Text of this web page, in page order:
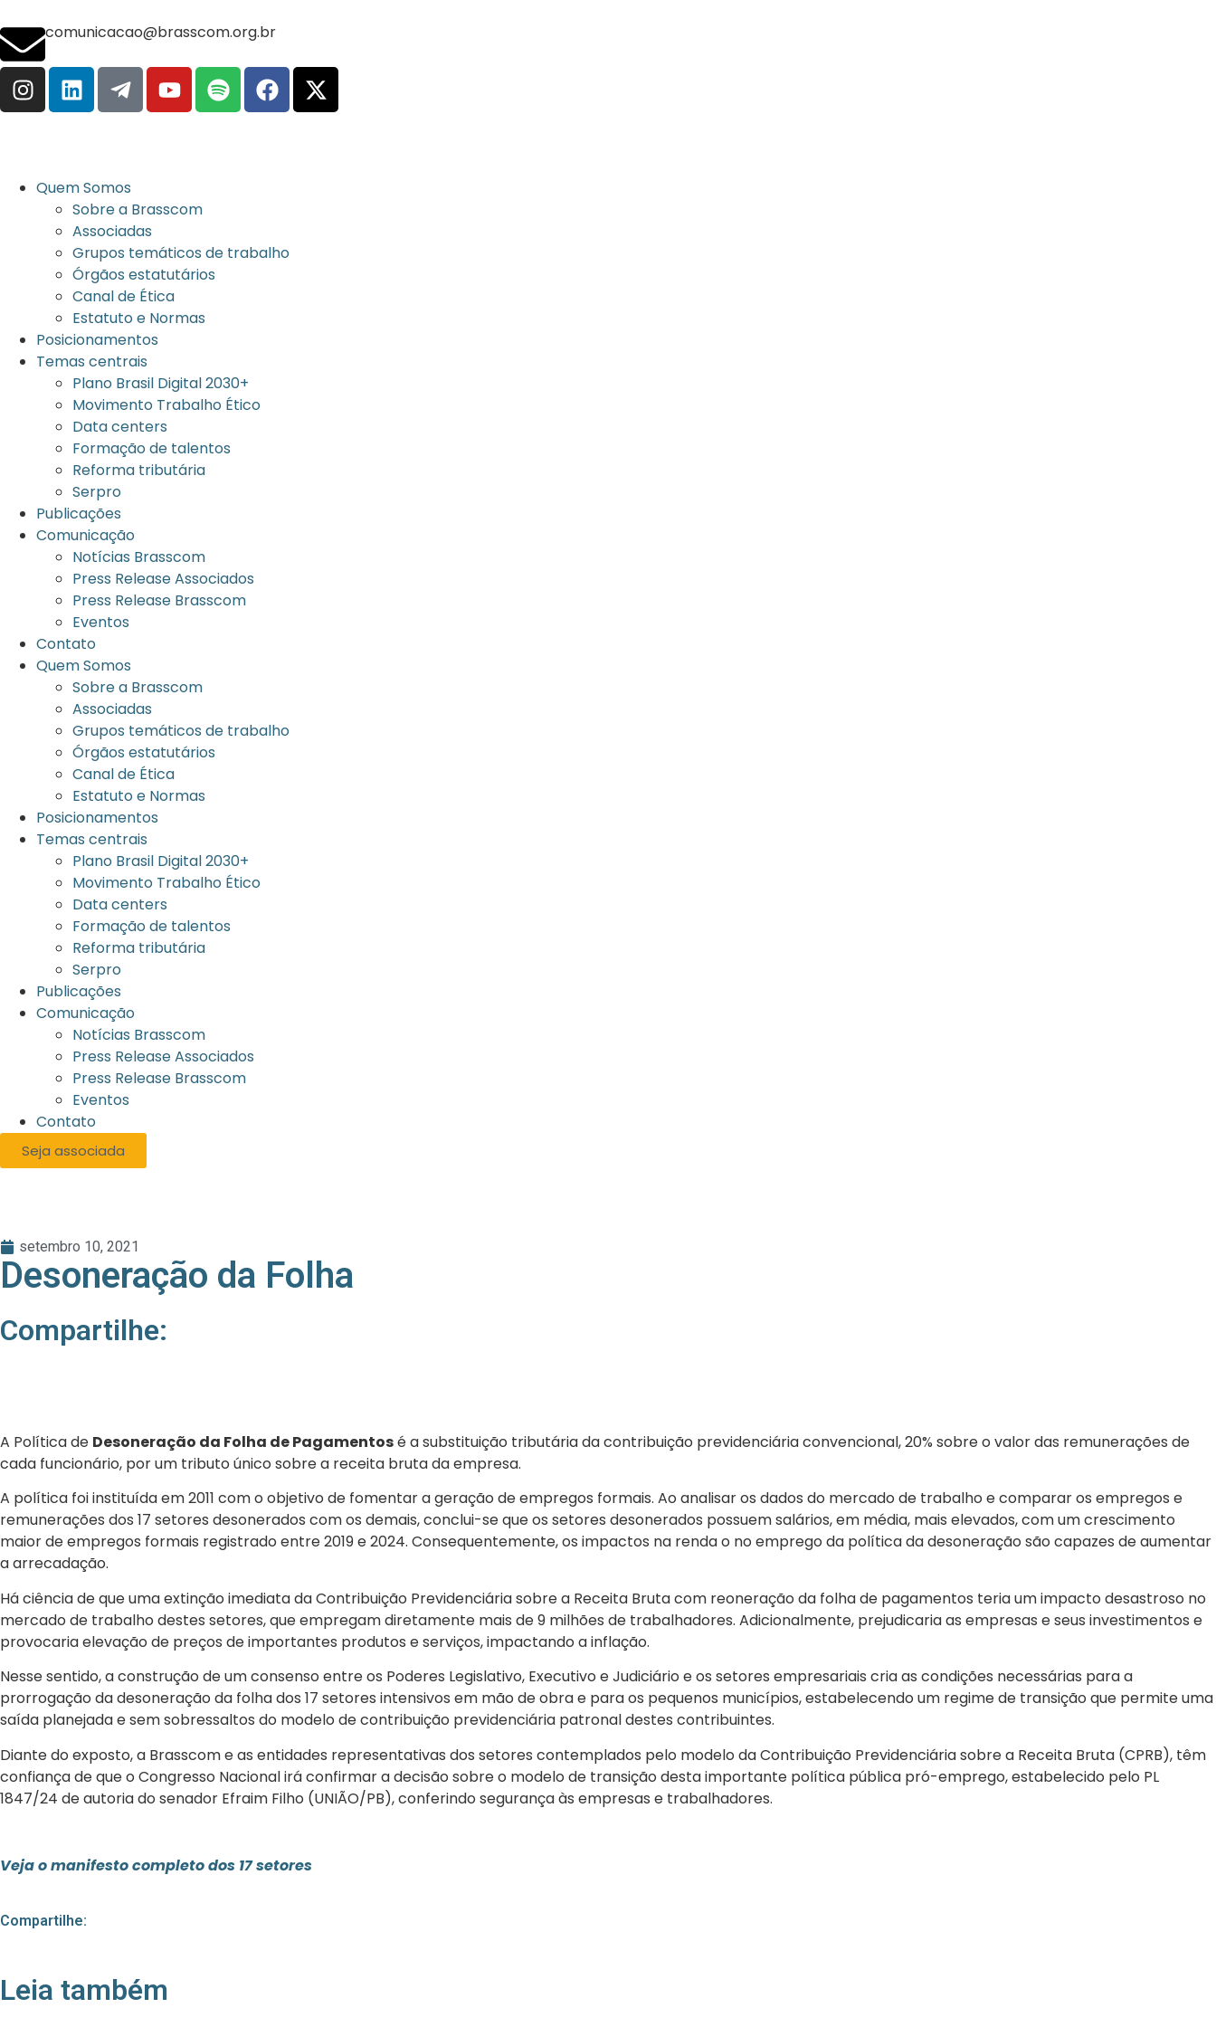
comunicacao@brasscom.org.br
Quem Somos
Sobre a Brasscom
Associadas
Grupos temáticos de trabalho
Órgãos estatutários
Canal de Ética
Estatuto e Normas
Posicionamentos
Temas centrais
Plano Brasil Digital 2030+
Movimento Trabalho Ético
Data centers
Formação de talentos
Reforma tributária
Serpro
Publicações
Comunicação
Notícias Brasscom
Press Release Associados
Press Release Brasscom
Eventos
Contato
Quem Somos
Sobre a Brasscom
Associadas
Grupos temáticos de trabalho
Órgãos estatutários
Canal de Ética
Estatuto e Normas
Posicionamentos
Temas centrais
Plano Brasil Digital 2030+
Movimento Trabalho Ético
Data centers
Formação de talentos
Reforma tributária
Serpro
Publicações
Comunicação
Notícias Brasscom
Press Release Associados
Press Release Brasscom
Eventos
Contato
Seja associada
setembro 10, 2021
Desoneração da Folha
Compartilhe:
A Política de Desoneração da Folha de Pagamentosé a substituição tributária da contribuição previdenciária convencional, 20% sobre o valor das remunerações de
cada funcionário, por um tributo único sobre a receita bruta da empresa.
A política foi instituída em 2011 com o objetivo de fomentar a geração de empregos formais. Ao analisar os dados do mercado de trabalho e comparar os empregos e
remunerações dos 17 setores desonerados com os demais, conclui-se que os setores desonerados possuem salários, em média, mais elevados, com um crescimento
maior de empregos formais registrado entre 2019 e 2024. Consequentemente, os impactos na renda o no emprego da política da desoneração são capazes de aumentar
a arrecadação.
Há ciência de que uma extinção imediata da Contribuição Previdenciária sobre a Receita Bruta com reoneração da folha de pagamentos teria um impacto desastroso no
mercado de trabalho destes setores, que empregam diretamente mais de 9 milhões de trabalhadores. Adicionalmente, prejudicaria as empresas e seus investimentos e
provocaria elevação de preços de importantes produtos e serviços, impactando a inflação.
Nesse sentido, a construção de um consenso entre os Poderes Legislativo, Executivo e Judiciário e os setores empresariais cria as condições necessárias para a
prorrogação da desoneração da folha dos 17 setores intensivos em mão de obra e para os pequenos municípios, estabelecendo um regime de transição que permite uma
saída planejada e sem sobressaltos do modelo de contribuição previdenciária patronal destes contribuintes.
Diante do exposto, a Brasscom e as entidades representativas dos setores contemplados pelo modelo da Contribuição Previdenciária sobre a Receita Bruta (CPRB), têm
confiança de que o Congresso Nacional irá confirmar a decisão sobre o modelo de transição desta importante política pública pró-emprego, estabelecido pelo PL
1847/24 de autoria do senador Efraim Filho (UNIÃO/PB), conferindo segurança às empresas e trabalhadores.
Veja o manifesto completo dos 17 setores
Compartilhe:
Leia também